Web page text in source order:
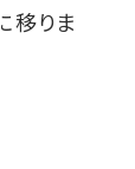
移りま